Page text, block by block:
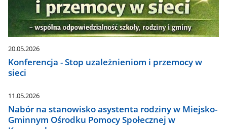
20.05.2026
Konferencja - Stop uzależnieniom i przemocy w
sieci
11.05.2026
Nabór na stanowisko asystenta rodziny w Miejsko-
Gminnym Ośrodku Pomocy Społecznej w